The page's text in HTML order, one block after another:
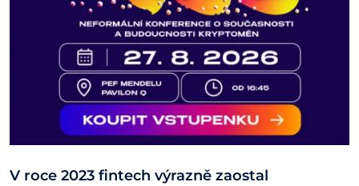
V roce 2023 fintech výrazně zaostal